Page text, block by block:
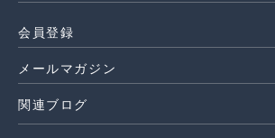
会員登録
メールマガジン
関連ブログ